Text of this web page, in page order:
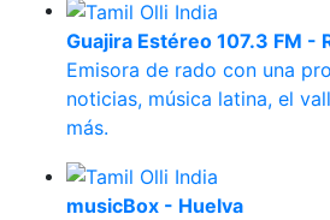
Guajira Estéreo 107.3 FM -
Emisora de rado con una
noticias, música latina, el
más.
musicBox - Huelva